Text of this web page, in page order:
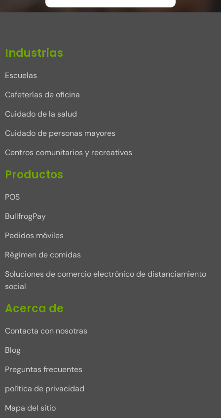
Industrias
Escuelas
Cafeterías de oficina
Cuidado de la salud
Cuidado de personas mayores
Centros comunitarios y recreativos
Productos
POS
BullfrogPay
Pedidos móviles
Régimen de comidas
Soluciones de comercio electrónico de distanciamiento
social
Acerca de
Contacta con nosotras
Blog
Preguntas frecuentes
política de privacidad
Mapa del sitio